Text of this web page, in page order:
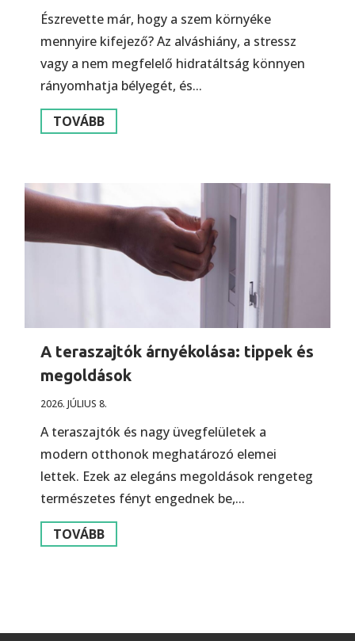
Észrevette már, hogy a szem környéke
mennyire kifejező? Az alváshiány, a stressz
vagy a nem megfelelő hidratáltság könnyen
rányomhatja bélyegét, és...
TOVÁBB
A teraszajtók árnyékolása: tippek és
megoldások
2026. JÚLIUS 8.
A teraszajtók és nagy üvegfelületek a
modern otthonok meghatározó elemei
lettek. Ezek az elegáns megoldások rengeteg
természetes fényt engednek be,...
TOVÁBB